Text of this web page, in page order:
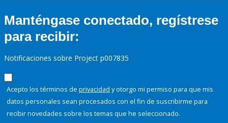
Manténgase conectado, regístrese
para recibir:
Notificaciones sobre Project p007835
Acepto los términos de privacidad y otorgo mi permiso para que mis
datos personales sean procesados con el fin de suscribirme para
recibir novedades sobre los temas que he seleccionado.